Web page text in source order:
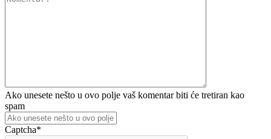
Ako unesete nešto u ovo polje vaš komentar biti će tretiran kao
spam
Captcha*